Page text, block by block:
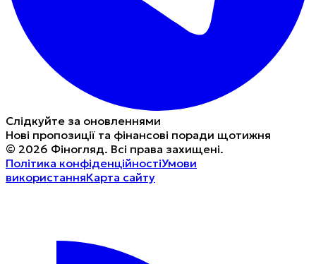
Слідкуйте за оновленнями
Нові пропозиції та фінансові поради щотижня
© 2026 Фіногляд. Всі права захищені.
Політика конфіденційностіУмови
використанняКарта сайту